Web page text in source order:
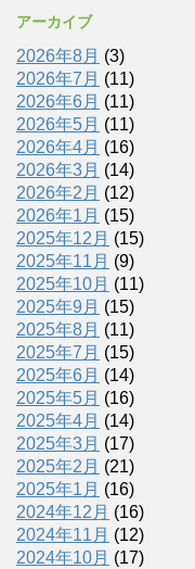
アーカイブ
2026年8月 (3)
2026年7月 (11)
2026年6月 (11)
2026年5月 (11)
2026年4月 (16)
2026年3月 (14)
2026年2月 (12)
2026年1月 (15)
2025年12月 (15)
2025年11月 (9)
2025年10月 (11)
2025年9月 (15)
2025年8月 (11)
2025年7月 (15)
2025年6月 (14)
2025年5月 (16)
2025年4月 (14)
2025年3月 (17)
2025年2月 (21)
2025年1月 (16)
2024年12月 (16)
2024年11月 (12)
2024年10月 (17)